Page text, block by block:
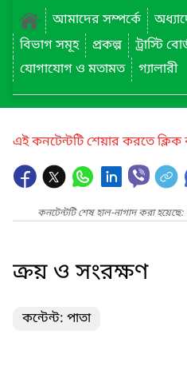
আমাদের সম্পর্কে
বিভাগ সমূহ
প্রকল্প ট্রাস্টি
যোগাযোগ ও মতামত
গ্যালারী
এই কনটেন্টটি শেয়ার করতে
কনটেন্টটি শেষ হাল-নাগাদ করা
ক্রয় ও সংরক্ষণ
কন্টেন্ট: পাতা